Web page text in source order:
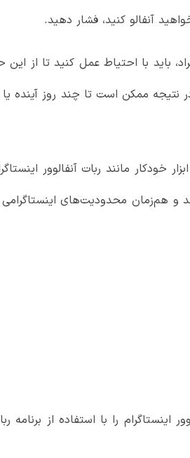
باید با احتیاط عمل کنید تا از این
نتیجه ممکن است تا چند روز آینده یا
مانند ربات آنفالوور
و هم‌زمان محدودیت‌های اینستاگرامی
را با استفاده از برنامه